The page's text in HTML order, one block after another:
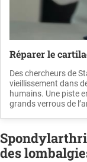
Réparer le
Des chercheurs de
vieillissement dans
humains. Une piste
grands verrous de
des